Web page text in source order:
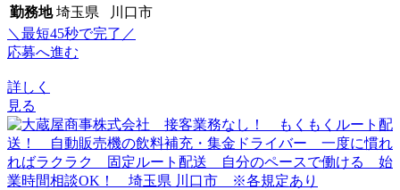
勤務地 埼玉県 川口市
＼最短45秒で完了／
応募へ進む
詳しく
見る